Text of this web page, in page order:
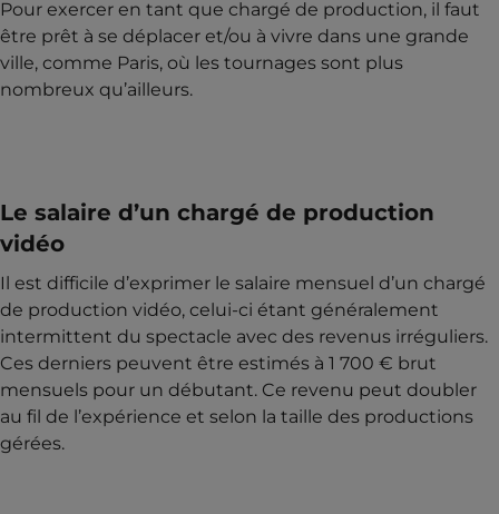
Pour exercer en tant que chargé de production, il faut
être prêt à se déplacer et/ou à vivre dans une grande
ville, comme Paris, où les tournages sont plus
nombreux qu’ailleurs.
Le salaire d’un chargé de production
vidéo
Il est difficile d’exprimer le salaire mensuel d’un chargé
de production vidéo, celui-ci étant généralement
intermittent du spectacle avec des revenus irréguliers.
Ces derniers peuvent être estimés à 1 700 € brut
mensuels pour un débutant. Ce revenu peut doubler
au fil de l’expérience et selon la taille des productions
gérées.